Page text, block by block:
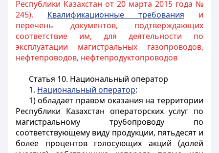
Республики Казахстан от 20 марта 2015 года №
245), Квалификационные требования и
перечень документов, подтверждающих
соответствие им, для деятельности по
эксплуатации магистральных газопроводов,
нефтепроводов, нефтепродуктопроводов
Статья 10. Национальный оператор
1. Национальный оператор:
1) обладает правом оказания на территории
Республики Казахстан операторских услуг по
магистральному трубопроводу по
соответствующему виду продукции, пятьдесят и
более процентов голосующих акций (долей